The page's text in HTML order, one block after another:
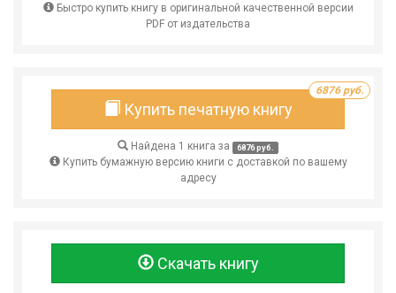
Быстро купить книгу в оригинальной качественной версии
PDF от издательства
Купить печатную книгу
6876 руб.
Найдена 1 книга за 6876 руб.
Купить бумажную версию книги с доставкой по вашему
адресу
Скачать книгу